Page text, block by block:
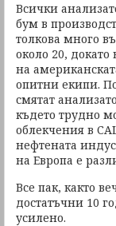
Всички
бум в
толкова много
около 20,
на
опитни екипи.
смятат
където трудно
облекчения в
нефтената
на Европа е
Все пак, както
достатъчни 10
усилено.